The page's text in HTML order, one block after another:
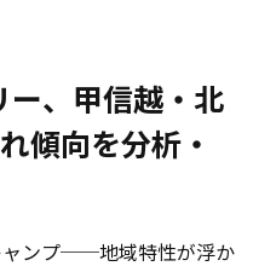
ー、甲信越・北
傾向を分析・
ャンプ──地域特性が浮か